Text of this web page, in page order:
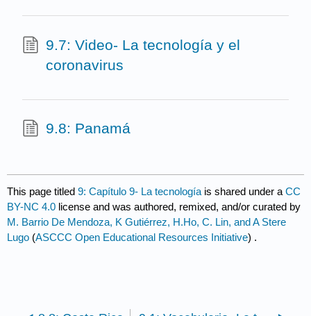
9.7: Video- La tecnología y el
coronavirus
9.8: Panamá
This page titled9: Capítulo 9- La tecnología is shared under aCC
BY-NC 4.0 license and was authored, remixed, and/or curated by
M. Barrio De Mendoza, K Gutiérrez, H.Ho, C. Lin, and A Stere
Lugo (ASCCC Open Educational Resources Initiative) .